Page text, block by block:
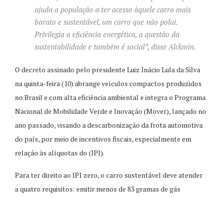
ajuda a população a ter acesso àquele carro mais
barato e sustentável, um carro que não polui.
Privilegia a eficiência energética, a questão da
sustentabilidade e também é social”, disse Alckmin.
O decreto assinado pelo presidente Luiz Inácio Lula da Silva
na quinta-feira (10) abrange veículos compactos produzidos
no Brasil e com alta eficiência ambiental e integra o Programa
Nacional de Mobilidade Verde e Inovação (Mover), lançado no
ano passado, visando a descarbonização da frota automotiva
do país, por meio de incentivos fiscais, especialmente em
relação às alíquotas do (IPI).
Para ter direito ao IPI zero, o carro sustentável deve atender
a quatro requisitos: emitir menos de 83 gramas de gás